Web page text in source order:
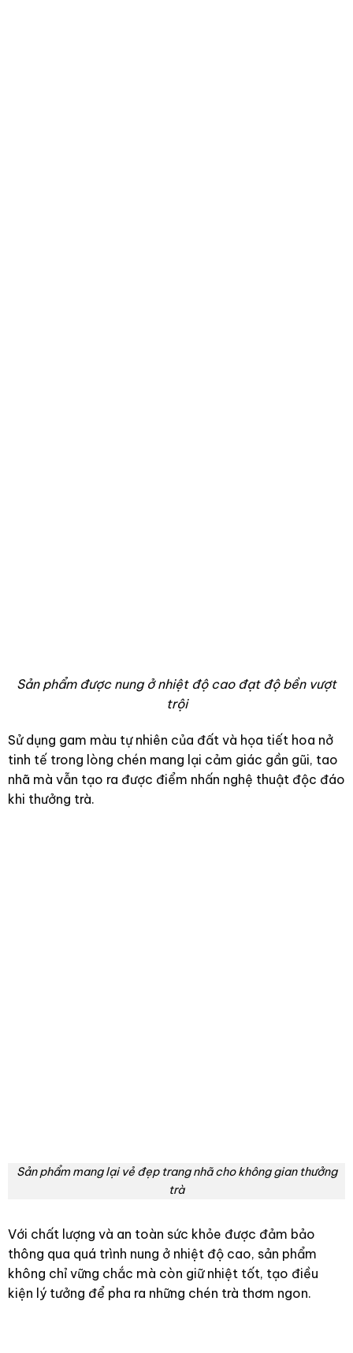
Sản phẩm được nung ở nhiệt độ cao đạt độ bền vượt
trội
Sử dụng gam màu tự nhiên của đất và họa tiết hoa nở
tinh tế trong lòng chén mang lại cảm giác gần gũi, tao
nhã mà vẫn tạo ra được điểm nhấn nghệ thuật độc đáo
khi thưởng trà.
Sản phẩm mang lại vẻ đẹp trang nhã cho không gian thưởng
trà
Với chất lượng và an toàn sức khỏe được đảm bảo
thông qua quá trình nung ở nhiệt độ cao, sản phẩm
không chỉ vững chắc mà còn giữ nhiệt tốt, tạo điều
kiện lý tưởng để pha ra những chén trà thơm ngon.